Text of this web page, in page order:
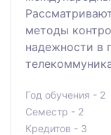
методы
надежности в
Год обучения - 2
Семестр - 2
Кредитов - 3